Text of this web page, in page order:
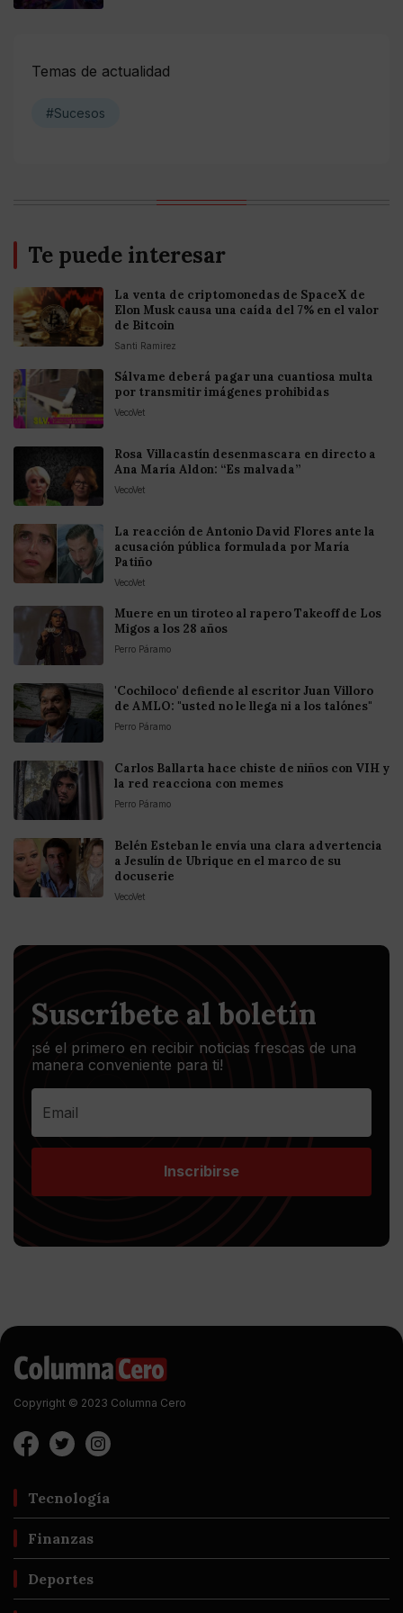
Temas de actualidad
#Sucesos
Te puede interesar
La venta de criptomonedas de SpaceX de
Elon Musk causa una caída del 7% en el valor
de Bitcoin
Santi Ramirez
Sálvame deberá pagar una cuantiosa multa
por transmitir imágenes prohibidas
VecoVet
Rosa Villacastín desenmascara en directo a
Ana María Aldon: “Es malvada”
VecoVet
La reacción de Antonio David Flores ante la
acusación pública formulada por María
Patiño
VecoVet
Muere en un tiroteo al rapero Takeoff de Los
Migos a los 28 años
Perro Páramo
'Cochiloco' defiende al escritor Juan Villoro
de AMLO: "usted no le llega ni a los talónes"
Perro Páramo
Carlos Ballarta hace chiste de niños con VIH y
la red reacciona con memes
Perro Páramo
Belén Esteban le envía una clara advertencia
a Jesulín de Ubrique en el marco de su
docuserie
VecoVet
Suscríbete al boletín
¡sé el primero en recibir noticias frescas de una
manera conveniente para ti!
Inscribirse
Copyright © 2023 Columna Cero
Tecnología
Finanzas
Deportes